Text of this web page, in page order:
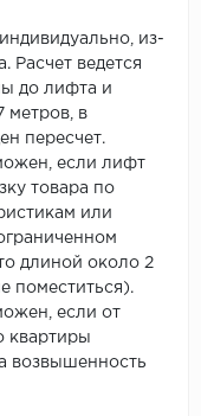
из-
Расчет ведется
до лифта и
метров, в
пересчет.
если лифт
товара по
или
длиной около 2
поместиться).
если от
квартиры
возвышенность